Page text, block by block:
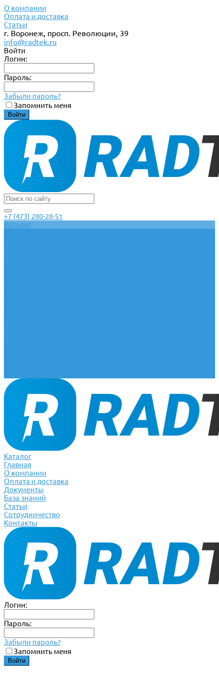
О компании
Оплата и доставка
Статьи
г. Воронеж, просп. Революции, 39
info@radtek.ru
Войти
Логин:
Пароль:
Забыли пароль?
Запомнить меня
+7 (473) 280-28-51
Каталог
Каталог
Главная
О компании
Оплата и доставка
Документы
База знаний
Статьи
Сотрудничество
Контакты
Логин:
Пароль:
Забыли пароль?
Запомнить меня